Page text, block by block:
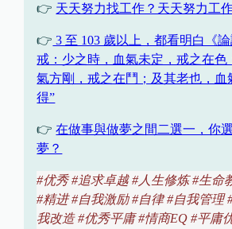
👉 天天努力找工作？天天努力工
👉 3 至 103 歲以上，都看明白《
戒：少之時，血氣未定，戒之在色
氣方剛，戒之在鬥；及其老也，血
得”
👉在做事與做夢之間二選一，你
夢？
#优秀 #追求卓越 #人生修炼 #生命
#精进 #自我激励 #自律 #自我管理
我改造 #优秀平庸 #情商EQ #平庸